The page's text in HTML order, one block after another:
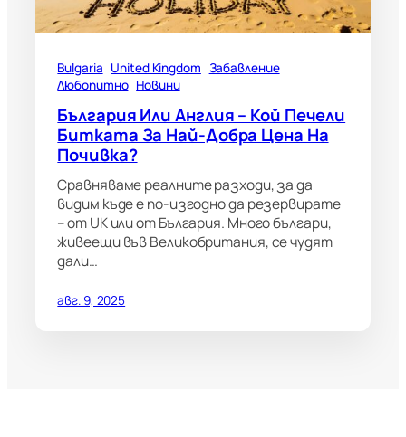
Bulgaria United Kingdom Забавление
Любопитно Новини
България Или Англия – Кой Печели
Битката За Най-Добра Цена На
Почивка?
Сравняваме реалните разходи, за да
видим къде е по-изгодно да резервирате
– от UK или от България. Много българи,
живеещи във Великобритания, се чудят
дали…
авг. 9, 2025